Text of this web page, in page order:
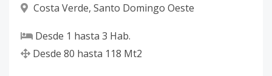
Costa Verde, Santo Domingo Oeste
Desde 1 hasta 3 Hab.
Desde 80 hasta 118 Mt2